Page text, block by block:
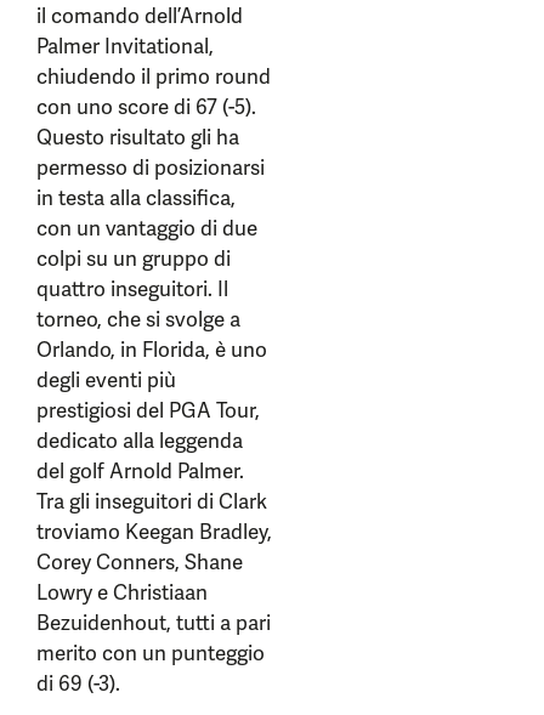
il comando dell’Arnold
Palmer Invitational,
chiudendo il primo round
con uno score di 67 (-5).
Questo risultato gli ha
permesso di posizionarsi
in testa alla classifica,
con un vantaggio di due
colpi su un gruppo di
quattro inseguitori. Il
torneo, che si svolge a
Orlando, in Florida, è uno
degli eventi più
prestigiosi del PGA Tour,
dedicato alla leggenda
del golf Arnold Palmer.
Tra gli inseguitori di Clark
troviamo Keegan Bradley,
Corey Conners, Shane
Lowry e Christiaan
Bezuidenhout, tutti a pari
merito con un punteggio
di 69 (-3).